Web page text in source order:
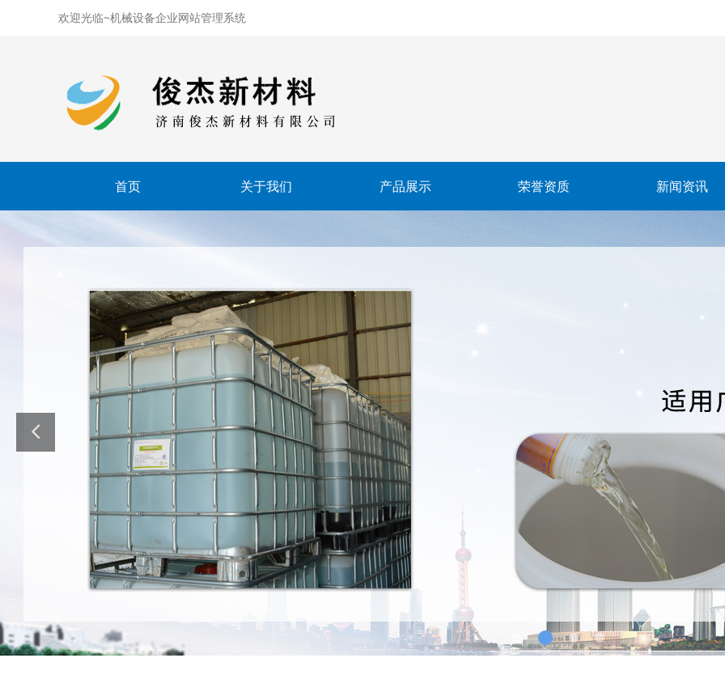
欢迎光临~机械设备企业网站管理系统
首页 关于我们 产品展示 荣誉资质 新闻资讯